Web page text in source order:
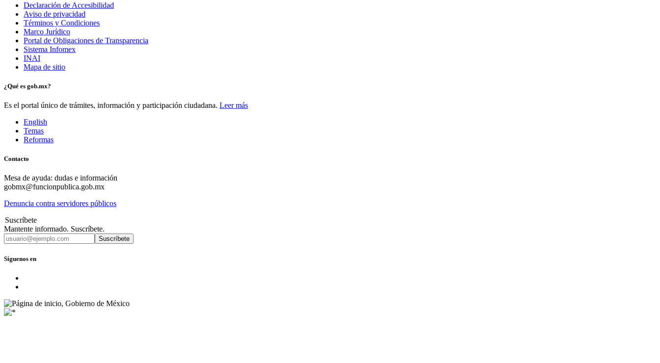
Declaración de Accesibilidad
Aviso de privacidad
Términos y Condiciones
Marco Jurídico
Portal de Obligaciones de Transparencia
Sistema Infomex
INAI
Mapa de sitio
¿Qué es gob.mx?
Es el portal único de trámites, información y participación ciudadana. Leer más
English
Temas
Reformas
Contacto
Mesa de ayuda: dudas e información
gobmx@funcionpublica.gob.mx
Denuncia contra servidores públicos
Suscríbete
Mantente informado. Suscríbete.
Suscríbete
Síguenos en